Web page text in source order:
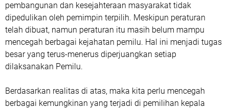
pembangunan dan kesejahteraan masyarakat tidak
dipedulikan oleh pemimpin terpilih. Meskipun peraturan
telah dibuat, namun peraturan itu masih belum mampu
mencegah berbagai kejahatan pemilu. Hal ini menjadi tugas
besar yang terus-menerus diperjuangkan setiap
dilaksanakan Pemilu.
Berdasarkan realitas di atas, maka kita perlu mencegah
berbagai kemungkinan yang terjadi di pemilihan kepala